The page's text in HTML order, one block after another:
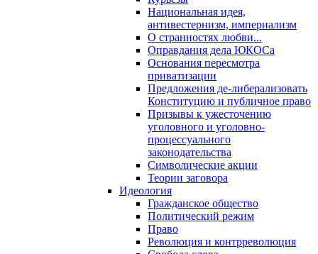
Национальная идея,
антивестернизм, империализм
О странностях любви...
Оправдания дела ЮКОСа
Основания пересмотра
приватизации
Предложения де-либерализовать
Конституцию и публичное право
Призывы к ужесточению
уголовного и уголовно-
процессуального
законодательства
Символические акции
Теории заговора
Идеология
Гражданское общество
Политический режим
Право
Революция и контрреволюция